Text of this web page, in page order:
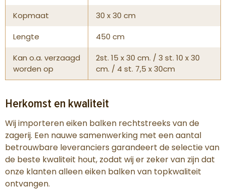
Kopmaat
30 x 30 cm
Lengte
450 cm
Kan o.a. verzaagd
worden op
2st. 15 x 30 cm. / 3 st. 10 x 30
cm. / 4 st. 7,5 x 30cm
Herkomst en kwaliteit
Wij importeren eiken balken rechtstreeks van de
zagerij. Een nauwe samenwerking met een aantal
betrouwbare leveranciers garandeert de selectie van
de beste kwaliteit hout, zodat wij er zeker van zijn dat
onze klanten alleen eiken balken van topkwaliteit
ontvangen.